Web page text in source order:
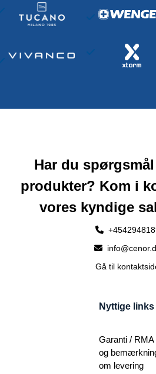
Har du
produkter? Kom i
vores kyndige
Gå til
Nyttige links
Garanti / RMA
og
om levering